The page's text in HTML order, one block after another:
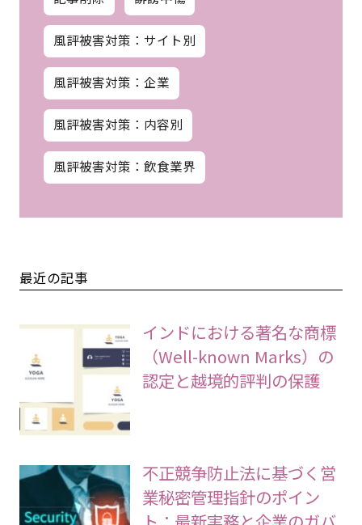
風評被害対策：サイト別
風評被害対策：企業
風評被害対策：内容別
風評被害対策：飲食業界
最近の記事
インドにおける著名な商標
（Well-known Marks）の
認定と越境的評判の保護
不正競争防止法に基づく営
業秘密管理指針のポイン